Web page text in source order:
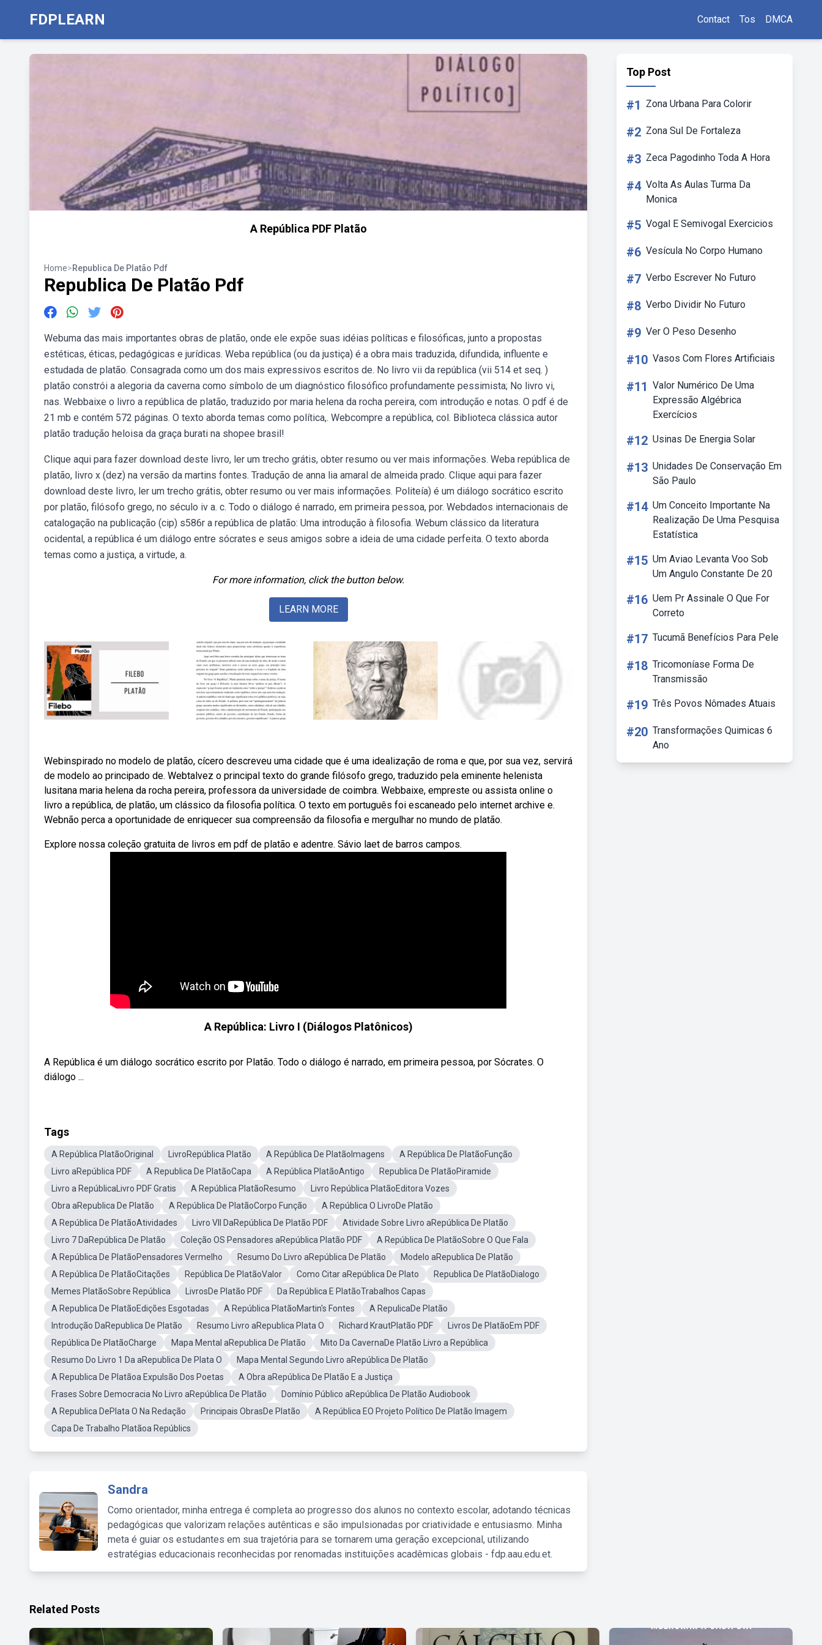
FDPLEARN Contact Tos DMCA
A República PDF Platão
Home>Republica De Platão Pdf
Republica De Platão Pdf
Webuma das mais importantes obras de platão, onde ele expõe suas idéias políticas e filosóficas, junto a propostas
estéticas, éticas, pedagógicas e jurídicas. Weba república (ou da justiça) é a obra mais traduzida, difundida, influente e
estudada de platão. Consagrada como um dos mais expressivos escritos de. No livro vii da república (vii 514 et seq. )
platão constrói a alegoria da caverna como símbolo de um diagnóstico filosófico profundamente pessimista; No livro vi,
nas. Webbaixe o livro a república de platão, traduzido por maria helena da rocha pereira, com introdução e notas. O pdf é de
21 mb e contém 572 páginas. O texto aborda temas como política,. Webcompre a república, col. Biblioteca clássica autor
platão tradução heloisa da graça burati na shopee brasil!
Clique aqui para fazer download deste livro, ler um trecho grátis, obter resumo ou ver mais informações. Weba república de
platão, livro x (dez) na versão da martins fontes. Tradução de anna lia amaral de almeida prado. Clique aqui para fazer
download deste livro, ler um trecho grátis, obter resumo ou ver mais informações. Politeía) é um diálogo socrático escrito
por platão, filósofo grego, no século iv a. c. Todo o diálogo é narrado, em primeira pessoa, por. Webdados internacionais de
catalogação na publicação (cip) s586r a república de platão: Uma introdução à filosofia. Webum clássico da literatura
ocidental, a república é um diálogo entre sócrates e seus amigos sobre a ideia de uma cidade perfeita. O texto aborda
temas como a justiça, a virtude, a.
For more information, click the button below.
LEARN MORE
Webinspirado no modelo de platão, cícero descreveu uma cidade que é uma idealização de roma e que, por sua vez, servirá
de modelo ao principado de. Webtalvez o principal texto do grande filósofo grego, traduzido pela eminente helenista
lusitana maria helena da rocha pereira, professora da universidade de coimbra. Webbaixe, empreste ou assista online o
livro a república, de platão, um clássico da filosofia política. O texto em português foi escaneado pelo internet archive e.
Webnão perca a oportunidade de enriquecer sua compreensão da filosofia e mergulhar no mundo de platão.
Explore nossa coleção gratuita de livros em pdf de platão e adentre. Sávio laet de barros campos.
A República: Livro I (Diálogos Platônicos)
A República é um diálogo socrático escrito por Platão. Todo o diálogo é narrado, em primeira pessoa, por Sócrates. O
diálogo ...
Tags
A República PlatãoOriginal LivroRepública Platão A República De PlatãoImagens
A República De PlatãoFunção
Livro aRepública PDF
A Republica De PlatãoCapa A República PlatãoAntigo
Republica De PlatãoPiramide
Livro a RepúblicaLivro PDF Gratis
A República PlatãoResumo
Livro República PlatãoEditora Vozes
Obra aRepublica De Platão
A República De PlatãoCorpo Função
A República O LivroDe Platão
A República De PlatãoAtividades
Livro VII DaRepública De Platão PDF
Atividade Sobre Livro aRepública De Platão
Livro 7 DaRepública De Platão
Coleção OS Pensadores aRepública Platão PDF
A República De PlatãoSobre O Que Fala
A República De PlatãoPensadores Vermelho
Resumo Do Livro aRepública De Platão
Modelo aRepublica De Platão
A República De PlatãoCitações
República De PlatãoValor Como Citar aRepública De Plato
Republica De PlatãoDialogo
Memes PlatãoSobre República
LivrosDe Platão PDF
Da República E PlatãoTrabalhos Capas
A Republica De PlatãoEdições Esgotadas
A República PlatãoMartin's Fontes
A RepulicaDe Platão
Introdução DaRepublica De Platão
Resumo Livro aRepublica Plata O Richard KrautPlatão PDF
Livros De PlatãoEm PDF
República De PlatãoCharge
Mapa Mental aRepublica De Platão
Mito Da CavernaDe Platão Livro a República
Resumo Do Livro 1 Da aRepublica De Plata O
Mapa Mental Segundo Livro aRepública De Platão
A Republica De Platãoa Expulsão Dos Poetas
A Obra aRepública De Platão E a Justiça
Frases Sobre Democracia No Livro aRepública De Platão
Domínio Público aRepública De Platão Audiobook
A Republica DePlata O Na Redação
Principais ObrasDe Platão
A República EO Projeto Político De Platão Imagem
Capa De Trabalho Platãoa Repúblics
Sandra
Como orientador, minha entrega é completa ao progresso dos alunos no contexto escolar, adotando técnicas
pedagógicas que valorizam relações autênticas e são impulsionadas por criatividade e entusiasmo. Minha
meta é guiar os estudantes em sua trajetória para se tornarem uma geração excepcional, utilizando
estratégias educacionais reconhecidas por renomadas instituições acadêmicas globais - fdp.aau.edu.et.
Top Post
#1 Zona Urbana Para Colorir
#2 Zona Sul De Fortaleza
#3 Zeca Pagodinho Toda A Hora
#4 Volta As Aulas Turma Da
Monica
#5 Vogal E Semivogal Exercicios
#6 Vesícula No Corpo Humano
#7 Verbo Escrever No Futuro
#8 Verbo Dividir No Futuro
#9 Ver O Peso Desenho
#10 Vasos Com Flores Artificiais
#11 Valor Numérico De Uma
Expressão Algébrica
Exercícios
#12 Usinas De Energia Solar
#13 Unidades De Conservação Em
São Paulo
#14 Um Conceito Importante Na
Realização De Uma Pesquisa
Estatística
#15 Um Aviao Levanta Voo Sob
Um Angulo Constante De 20
#16 Uem Pr Assinale O Que For
Correto
#17 Tucumã Benefícios Para Pele
#18 Tricomoníase Forma De
Transmissão
#19 Três Povos Nômades Atuais
#20 Transformações Quimicas 6
Ano
Related Posts